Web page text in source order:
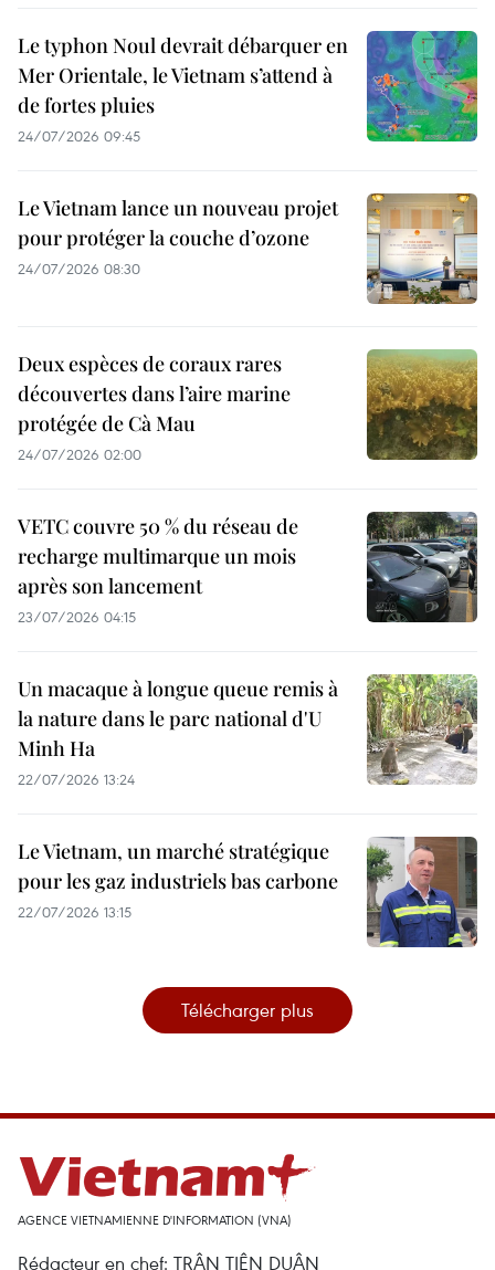
Le typhon Noul devrait débarquer en
Mer Orientale, le Vietnam s’attend à
de fortes pluies
24/07/2026 09:45
Le Vietnam lance un nouveau projet
pour protéger la couche d’ozone
24/07/2026 08:30
Deux espèces de coraux rares
découvertes dans l’aire marine
protégée de Cà Mau
24/07/2026 02:00
VETC couvre 50 % du réseau de
recharge multimarque un mois
après son lancement
23/07/2026 04:15
Un macaque à longue queue remis à
la nature dans le parc national d'U
Minh Ha
22/07/2026 13:24
Le Vietnam, un marché stratégique
pour les gaz industriels bas carbone
22/07/2026 13:15
Télécharger plus
AGENCE VIETNAMIENNE D'INFORMATION (VNA)
Rédacteur en chef: TRÂN TIÊN DUÂN